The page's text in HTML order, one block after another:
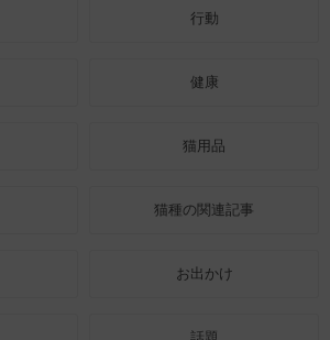
行動
健康
猫用品
猫種の関連記事
お出かけ